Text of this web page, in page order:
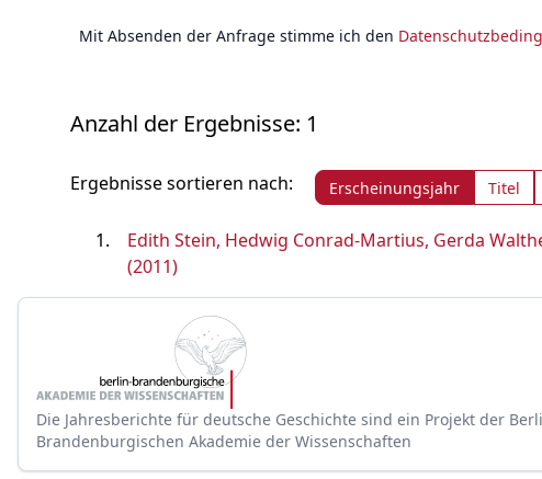
Mit Absenden der Anfrage stimme ich den
Anzahl der Ergebnisse: 1
Ergebnisse sortieren nach: Erscheinungsjahr Titel
Edith Stein, Hedwig Conrad-Martius, Gerda
(2011)
Die Jahresberichte für deutsche Geschichte sind ein Projekt der
Brandenburgischen Akademie der Wissenschaften